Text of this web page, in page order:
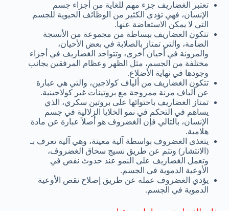
تعتبر الغضاريف جزء مهم للغاية من أجزاء جسم
الإنسان، فهي تؤدي الكثير من الوظائف الحيوية للجسم
التي لا يمكن الاستعاضة عنها.
تتكون الغضاريف ببساطة من مجموعة من الأنسجة
الضامة، والتي تمتاز بالصلابة في بعض الأحيان،
والمرونة في أحيان أخرى، وتتواجد الغضاريف في أجزاء
مختلفة من الجسم، مثل الظهر وعظام المرفقين بجانب
وجودها في نهاية الأضلاع.
تتكون الغضاريف من ألياف كولاجين، والتي هي عبارة
عن ألياف مرنة ممزوجة مع بروتينات غير كولاجينية.
تمتاز الغضاريف باحتوائها على بروتين سكري، الذي
يساهم في التحكم في نمو الخلايا الزلالية في جسم
الإنسان، بالتالي فإن الغضروف هو أصلاً عبارة عن مادة
هلامية.
يتغذى الغضروف بواسطة آلية معينة، وهي آلية تعرف بـ
(الانتشار) وتتم عن طريق نسيج سحاق الغضروف،
وتعمل الغضاريف على النمو عند حدوث نقص في
الأوعية الدموية في الجسم.
يؤدي الغضروف عمله عن طريق إصلاح نقص الأوعية
الدموية في الجسم.